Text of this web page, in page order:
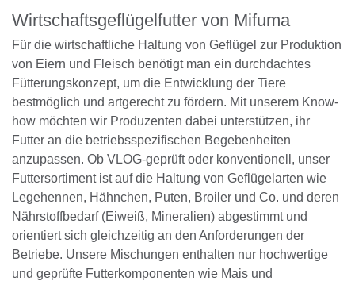
Wirtschaftsgeflügelfutter von Mifuma
Für die wirtschaftliche Haltung von Geflügel zur Produktion
von Eiern und Fleisch benötigt man ein durchdachtes
Fütterungskonzept, um die Entwicklung der Tiere
bestmöglich und artgerecht zu fördern. Mit unserem Know-
how möchten wir Produzenten dabei unterstützen, ihr
Futter an die betriebsspezifischen Begebenheiten
anzupassen. Ob VLOG-geprüft oder konventionell, unser
Futtersortiment ist auf die Haltung von Geflügelarten wie
Legehennen, Hähnchen, Puten, Broiler und Co. und deren
Nährstoffbedarf (Eiweiß, Mineralien) abgestimmt und
orientiert sich gleichzeitig an den Anforderungen der
Betriebe. Unsere Mischungen enthalten nur hochwertige
und geprüfte Futterkomponenten wie Mais und